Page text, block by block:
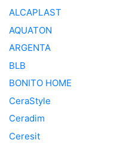
ALCAPLAST
AQUATON
ARGENTA
BLB
BONITO HOME
CeraStyle
Ceradim
Ceresit